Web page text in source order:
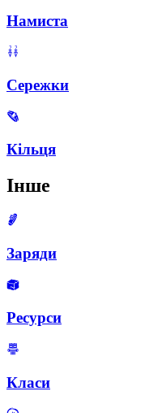
Намиста
Сережки
Кільця
Інше
Заряди
Ресурси
Класи